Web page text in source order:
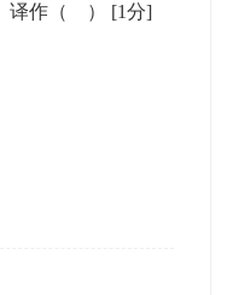
译作（ ） [1分]